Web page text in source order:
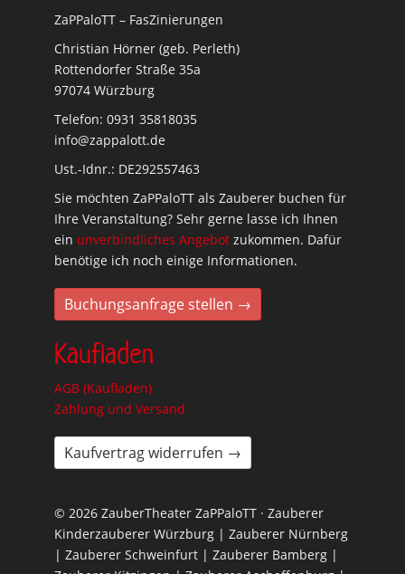
ZaPPaloTT – FasZinierungen
Christian Hörner (geb. Perleth)
Rottendorfer Straße 35a
97074 Würzburg
Telefon: 0931 35818035
info@zappalott.de
Ust.-Idnr.: DE292557463
Sie möchten ZaPPaloTT als Zauberer buchen für
Ihre Veranstaltung? Sehr gerne lasse ich Ihnen
ein unverbindliches Angebot zukommen. Dafür
benötige ich noch einige Informationen.
Buchungsanfrage stellen →
Kaufladen
AGB (Kaufladen)
Zahlung und Versand
Kaufvertrag widerrufen →
© 2026 ZauberTheater ZaPPaloTT · Zauberer
Kinderzauberer Würzburg | Zauberer Nürnberg
| Zauberer Schweinfurt | Zauberer Bamberg |